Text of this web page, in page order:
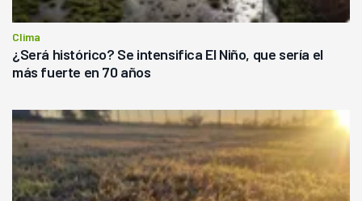
Clima
¿Será histórico? Se intensifica El Niño, que sería el
más fuerte en 70 años